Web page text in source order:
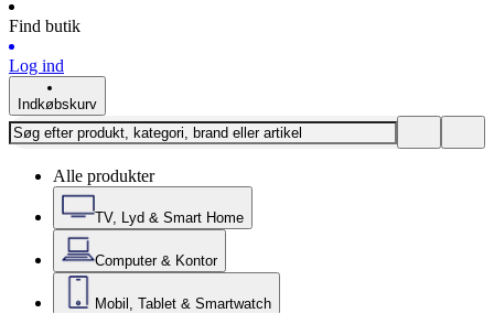
Find butik
Log ind
Indkøbskurv
Alle produkter
TV, Lyd & Smart Home
Computer & Kontor
Mobil, Tablet & Smartwatch